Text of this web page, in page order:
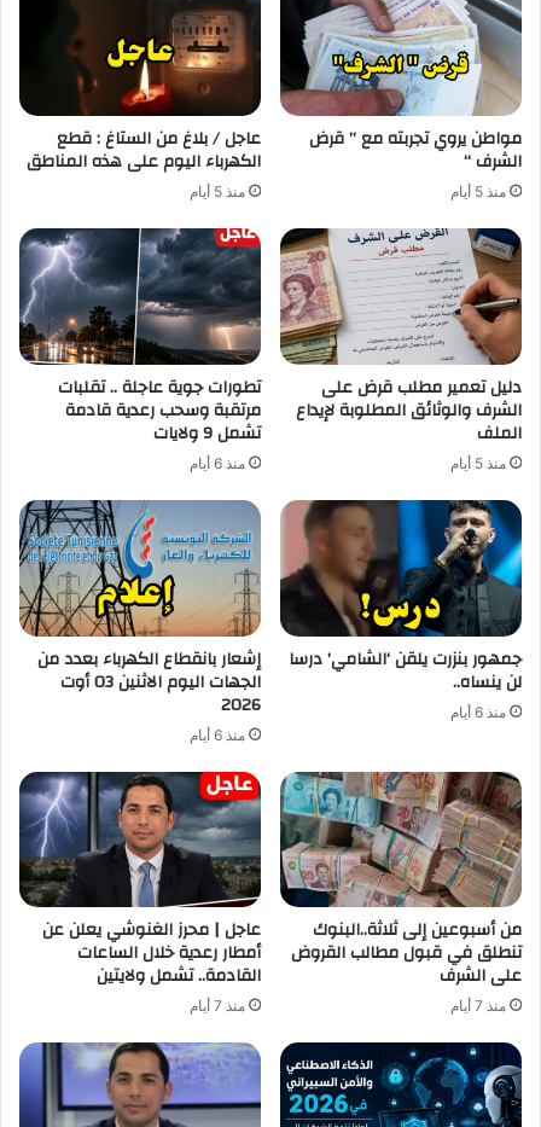
مواطن يروي تجربته مع ” قرض
الشرف “
منذ 5 أيام
عاجل / بلاغ من الستاغ : قطع
الكهرباء اليوم على هذه المناطق
منذ 5 أيام
دليل تعمير مطلب قرض على
الشرف والوثائق المطلوبة لإيداع
الملف
منذ 5 أيام
تطورات جوية عاجلة .. تقلبات
مرتقبة وسحب رعدية قادمة
تشمل 9 ولايات
منذ 6 أيام
جمهور بنزرت يلقن ‘الشامي’ درسا
لن ينساه..
منذ 6 أيام
إشعار بانقطاع الكهرباء بعدد من
الجهات اليوم الاثنين 03 أوت
2026
منذ 6 أيام
من أسبوعين إلى ثلاثة..البنوك
تنطلق في قبول مطالب القروض
على الشرف
منذ 7 أيام
عاجل | محرز الغنوشي يعلن عن
أمطار رعدية خلال الساعات
القادمة.. تشمل ولايتين
منذ 7 أيام